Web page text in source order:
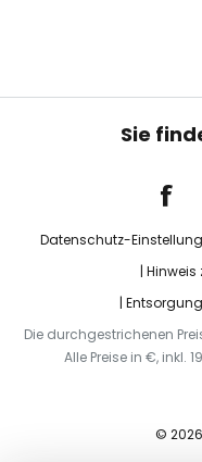
Sie
Datenschutz-
Hinweis
Die durchgestrichenen
Alle Preise in €, inkl.
©